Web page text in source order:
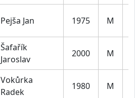
Pejša Jan 1975 M
Šafařík
Jaroslav
2000 M
Vokůrka
Radek
1980 M